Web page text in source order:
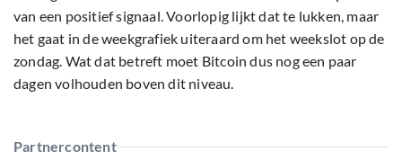
van een positief signaal. Voorlopig lijkt dat te lukken, maar
het gaat in de weekgrafiek uiteraard om het weekslot op de
zondag. Wat dat betreft moet Bitcoin dus nog een paar
dagen volhouden boven dit niveau.
Partnercontent